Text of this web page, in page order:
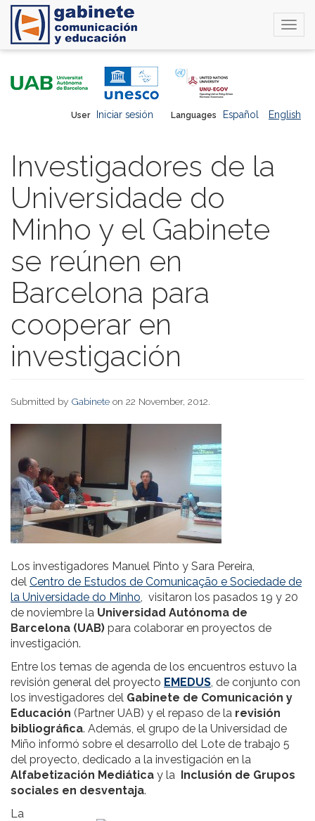
Languages Español English
User Iniciar sesión
Investigadores de la
Universidade do
Minho y el Gabinete
se reúnen en
Barcelona para
cooperar en
investigación
Submitted by Gabinete on 22 November, 2012.
Los investigadores Manuel Pinto y Sara Pereira,
del Centro de Estudos de Comunicação e Sociedade de
la Universidade do Minho, visitaron los pasados 19 y 20
de noviembre la Universidad Autónoma de
Barcelona (UAB) para colaborar en proyectos de
investigación.
Entre los temas de agenda de los encuentros estuvo la
revisión general del proyecto EMEDUS, de conjunto con
los investigadores del Gabinete de Comunicación y
Educación (Partner UAB) y el repaso de la revisión
bibliográfica. Además, el grupo de la Universidad de
Miño informó sobre el desarrollo del Lote de trabajo 5
del proyecto, dedicado a la investigación en la
Alfabetización Mediática y la Inclusión de Grupos
sociales en desventaja.
La